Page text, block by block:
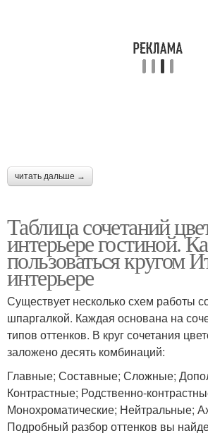
читать дальше →
Таблица сочетаний
интерьере гостиной.
пользоваться кругом
интерьере
Существует несколько схем работы
шпаргалкой. Каждая основана на
типов оттенков. В круг сочетания
заложено десять комбинаций:
Главные; Составные; Сложные;
Контрастные; Родственно-
Монохроматические; Нейтральные;
Подробный разбор оттенков вы